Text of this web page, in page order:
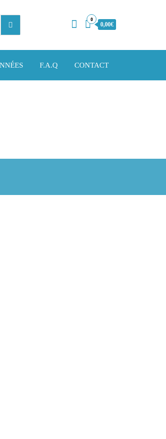
0
0,00€
F.A.Q CONTACT